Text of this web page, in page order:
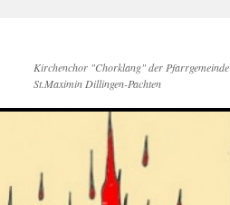
Kirchenchor "Chorklang" der Pfarrgemeinde
St.Maximin Dillingen-Pachten